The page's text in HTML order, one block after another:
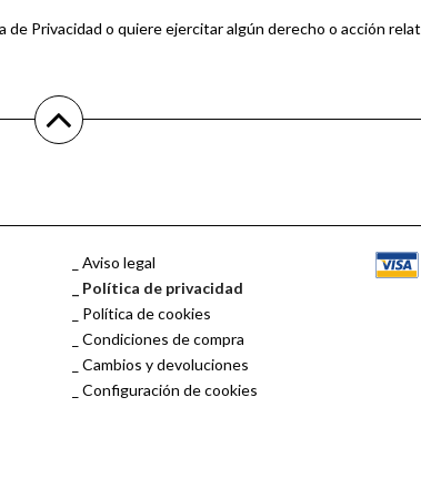
Privacidad o quiere ejercitar algún derecho o acción
Aviso legal
Política de privacidad
Política de cookies
Condiciones de compra
Cambios y devoluciones
Configuración de cookies